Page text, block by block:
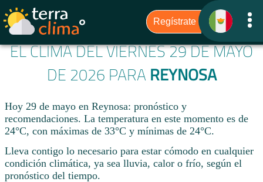
EL CLIMA DEL VIERNES 29 DE MAYO
DE 2026 PARA REYNOSA
Hoy 29 de mayo en Reynosa: pronóstico y
recomendaciones. La temperatura en este momento es de
24°C, con máximas de 33°C y mínimas de 24°C.
Lleva contigo lo necesario para estar cómodo en cualquier
condición climática, ya sea lluvia, calor o frío, según el
pronóstico del tiempo.